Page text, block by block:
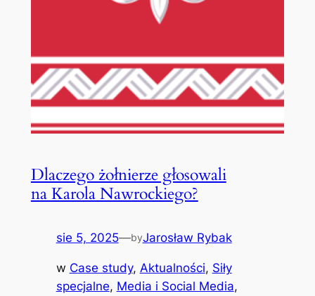
Dlaczego żołnierze głosowali
na Karola Nawrockiego?
sie 5, 2025—byJarosław Rybak
w Case study, Aktualności, Siły
specjalne, Media i Social Media